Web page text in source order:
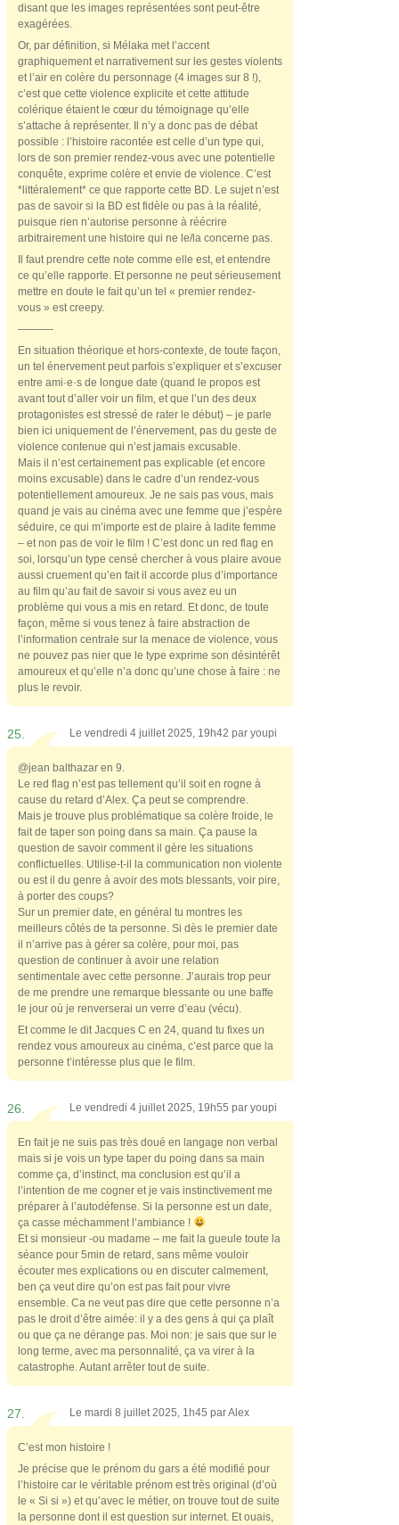
disant que les images représentées sont peut-être
exagérées.
Or, par définition, si Mélaka met l’accent
graphiquement et narrativement sur les gestes violents
et l’air en colère du personnage (4 images sur 8 !),
c’est que cette violence explicite et cette attitude
colérique étaient le cœur du témoignage qu’elle
s’attache à représenter. Il n’y a donc pas de débat
possible : l’histoire racontée est celle d’un type qui,
lors de son premier rendez-vous avec une potentielle
conquête, exprime colère et envie de violence. C’est
*littéralement* ce que rapporte cette BD. Le sujet n’est
pas de savoir si la BD est fidèle ou pas à la réalité,
puisque rien n’autorise personne à réécrire
arbitrairement une histoire qui ne le/la concerne pas.
Il faut prendre cette note comme elle est, et entendre
ce qu’elle rapporte. Et personne ne peut sérieusement
mettre en doute le fait qu’un tel « premier rendez-
vous » est creepy.
———-
En situation théorique et hors-contexte, de toute façon,
un tel énervement peut parfois s’expliquer et s’excuser
entre ami·e·s de longue date (quand le propos est
avant tout d’aller voir un film, et que l’un des deux
protagonistes est stressé de rater le début) – je parle
bien ici uniquement de l’énervement, pas du geste de
violence contenue qui n’est jamais excusable.
Mais il n’est certainement pas explicable (et encore
moins excusable) dans le cadre d’un rendez-vous
potentiellement amoureux. Je ne sais pas vous, mais
quand je vais au cinéma avec une femme que j’espère
séduire, ce qui m’importe est de plaire à ladite femme
– et non pas de voir le film ! C’est donc un red flag en
soi, lorsqu’un type censé chercher à vous plaire avoue
aussi cruement qu’en fait il accorde plus d’importance
au film qu’au fait de savoir si vous avez eu un
problème qui vous a mis en retard. Et donc, de toute
façon, même si vous tenez à faire abstraction de
l’information centrale sur la menace de violence, vous
ne pouvez pas nier que le type exprime son désintérêt
amoureux et qu’elle n’a donc qu’une chose à faire : ne
plus le revoir.
25. Le vendredi 4 juillet 2025, 19h42 par youpi
@jean balthazar en 9.
Le red flag n’est pas tellement qu’il soit en rogne à
cause du retard d’Alex. Ça peut se comprendre.
Mais je trouve plus problématique sa colère froide, le
fait de taper son poing dans sa main. Ça pause la
question de savoir comment il gère les situations
conflictuelles. Utilise-t-il la communication non violente
ou est il du genre à avoir des mots blessants, voir pire,
à porter des coups?
Sur un premier date, en général tu montres les
meilleurs côtés de ta personne. Si dès le premier date
il n’arrive pas à gérer sa colère, pour moi, pas
question de continuer à avoir une relation
sentimentale avec cette personne. J’aurais trop peur
de me prendre une remarque blessante ou une baffe
le jour où je renverserai un verre d’eau (vécu).
Et comme le dit Jacques C en 24, quand tu fixes un
rendez vous amoureux au cinéma, c’est parce que la
personne t’intéresse plus que le film.
26. Le vendredi 4 juillet 2025, 19h55 par youpi
En fait je ne suis pas très doué en langage non verbal
mais si je vois un type taper du poing dans sa main
comme ça, d’instinct, ma conclusion est qu’il a
l’intention de me cogner et je vais instinctivement me
préparer à l’autodéfense. Si la personne est un date,
ça casse méchamment l’ambiance !
Et si monsieur -ou madame – me fait la gueule toute la
séance pour 5min de retard, sans même vouloir
écouter mes explications ou en discuter calmement,
ben ça veut dire qu’on est pas fait pour vivre
ensemble. Ca ne veut pas dire que cette personne n’a
pas le droit d’être aimée: il y a des gens à qui ça plaît
ou que ça ne dérange pas. Moi non: je sais que sur le
long terme, avec ma personnalité, ça va virer à la
catastrophe. Autant arrêter tout de suite.
27. Le mardi 8 juillet 2025, 1h45 parAlex
C’est mon histoire !
Je précise que le prénom du gars a été modifié pour
l’histoire car le véritable prénom est très original (d’où
le « Si si ») et qu’avec le métier, on trouve tout de suite
la personne dont il est question sur internet. Et ouais,